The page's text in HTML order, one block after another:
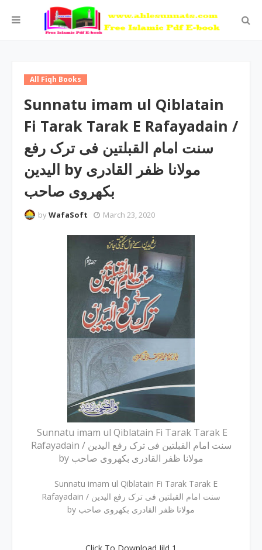
All Fiqh Books
Sunnatu imam ul Qiblatain
Fi Tarak Tarak E Rafayadain /
سنت امام القبلتین فی ترک رفع
الیدین by مولانا ظفر القادری
بکھروی صاحب
byWafaSoft March 23, 2020
Sunnatu imam ul Qiblatain Fi Tarak Tarak E
Rafayadain / سنت امام القبلتین فی ترک رفع الیدین
by مولانا ظفر القادری بکھروی صاحب
Sunnatu imam ul Qiblatain Fi Tarak Tarak E
Rafayadain / سنت امام القبلتین فی ترک رفع الیدین
by مولانا ظفر القادری بکھروی صاحب